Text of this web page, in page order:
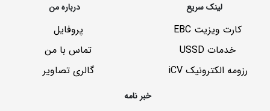
لینک سریع
کارت ویزیت EBC
خدمات USSD
رزومه الکترونیک iCV
درباره من
پروفایل
تماس با من
گالری تصاویر
خبر نامه